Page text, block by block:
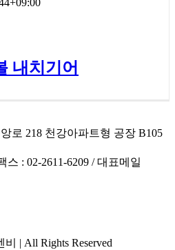
내치기어
로 218 천강아파트형 공장 B105
스 : 02-2611-6209 / 대표메일
| All Rights Reserved